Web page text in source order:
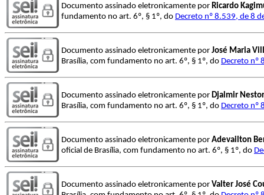
Documento assinado eletronicamente por Ricardo
fundamento no art. 6º, § 1º, do Decreto nº 8.539, de 8
Documento assinado eletronicamente por José Maria
Brasília, com fundamento no art. 6º, § 1º, do Decreto nº
Documento assinado eletronicamente por Djalmir
Brasília, com fundamento no art. 6º, § 1º, do Decreto nº
Documento assinado eletronicamente por Adevailton
oficial de Brasília, com fundamento no art. 6º, § 1º, do
Documento assinado eletronicamente por Valter José